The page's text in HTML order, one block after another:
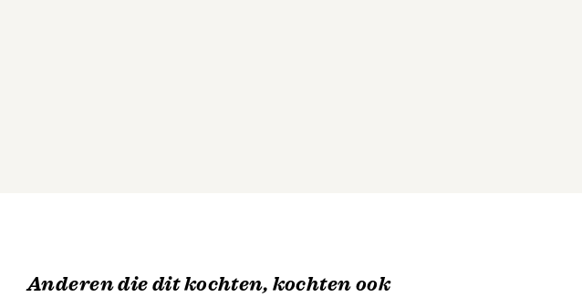
Anderen die dit kochten, kochten ook